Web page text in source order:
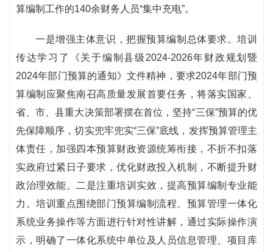
算编制工作的140余财务人员“集中充电”。
一是增强主体意识，把握预算编制总体要求。培训
传达学习了《关于编制县级2024-2026年财政规划暨
2024年部门预算的通知》文件精神，要求2024年部门预
算编制应聚焦南召高质量发展首要任务，将落实国家、
省、市、县重大决策部署摆在首位，坚持“三保”预算的优
先保障顺序，切实兜牢兜实“三保”底线，发挥预算管理主
体责任，加强四本预算财政资源统筹衔接，不折不扣落
实政府过紧日子要求，优化财政投入机制，不断提升财
政治理效能。二是注重培训实效，提高预算编制专业能
力。培训重点围绕部门预算编制流程、预算管理一体化
系统业务操作等方面进行针对性讲解，通过实际操作演
示，明确了一体化系统中单位及人员信息管理、项目库